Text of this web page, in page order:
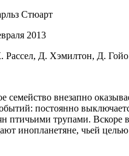
Стюарт
2013
Рассел, Д. Хэмилтон, Д. Гойо
семейство внезапно
постоянно
птичьими трупами. Вскоре
инопланетяне, чьей целью